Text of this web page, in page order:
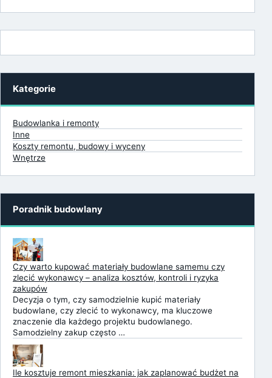
Kategorie
Budowlanka i remonty
Inne
Koszty remontu, budowy i wyceny
Wnętrze
Poradnik budowlany
Czy warto kupować materiały budowlane samemu czy
zlecić wykonawcy – analiza kosztów, kontroli i ryzyka
zakupów
Decyzja o tym, czy samodzielnie kupić materiały
budowlane, czy zlecić to wykonawcy, ma kluczowe
znaczenie dla każdego projektu budowlanego.
Samodzielny zakup często …
Ile kosztuje remont mieszkania: jak zaplanować budżet na